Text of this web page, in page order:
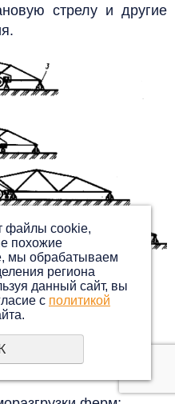
стрелу и другие
автотранспортные
файлы cookie,
похожие
мы обрабатываем
региона
данный сайт, вы
с политикой